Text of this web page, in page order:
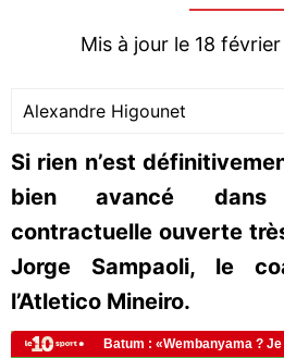
Mis à jour le 18
Alexandre Higounet
Si rien n’est
bien avancé
contractuelle ouverte
Jorge Sampaoli, le
l’Atletico Mineiro.